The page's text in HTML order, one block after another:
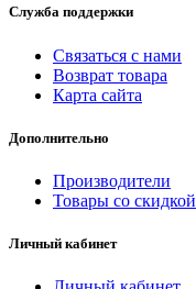
Служба поддержки
Связаться с нами
Возврат товара
Карта сайта
Дополнительно
Производители
Товары со скидкой
Личный кабинет